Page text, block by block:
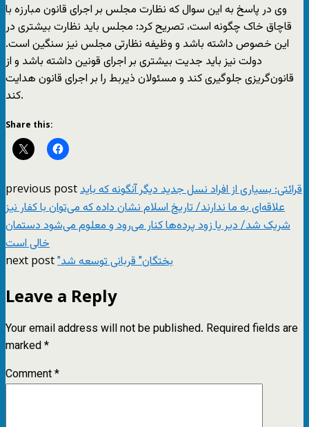
وی در پاسخ به این سوال که نظارت مجلس بر اجرای قانون مبارزه با
قاچاق خاک چگونه است، تصریح کرد: مجلس باید نظارت بیشتری در
این خصوص داشته باشد و وظیفه نظارتی مجلس نیز سنگین است.
دولت نیز باید جدیت بیشتری بر اجرای قونین داشته باشد و از
قانون‌گریزی جلوگیری کند و مسئولان ذیربط را بر اجرای قانون هدایت
کند.
Share this:
previous postقرائتی: بسیاری از افراد نسل جدید دیگر آنگونه که باید
علاقه‌ای به ما ندارند/ تاریخ اسلام نشان داده که می‌توان با کفار نیز
شریک شد/ دیر یا زود پرده‌ها کنار می‌رود و معلوم می‌شود دستمان
خالی است
next post "بختگان" قربانی توسعه شد
Leave a Reply
Your email address will not be published. Required fields are
marked*
Comment*